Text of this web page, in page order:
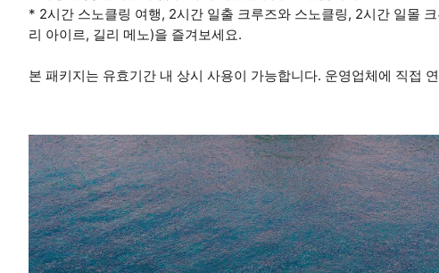
* 2시간 스노클링 여행, 2시간 일출 크루즈와 스노클링, 2시간 일몰
리 아이르, 길리 메노)을 즐겨보세요.
본 패키지는 유효기간 내 상시 사용이 가능합니다. 운영업체에 직접